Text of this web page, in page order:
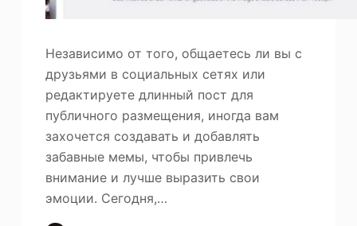
Независимо от того, общаетесь ли вы с
друзьями в социальных сетях или
редактируете длинный пост для
публичного размещения, иногда вам
захочется создавать и добавлять
забавные мемы, чтобы привлечь
внимание и лучше выразить свои
эмоции. Сегодня,…